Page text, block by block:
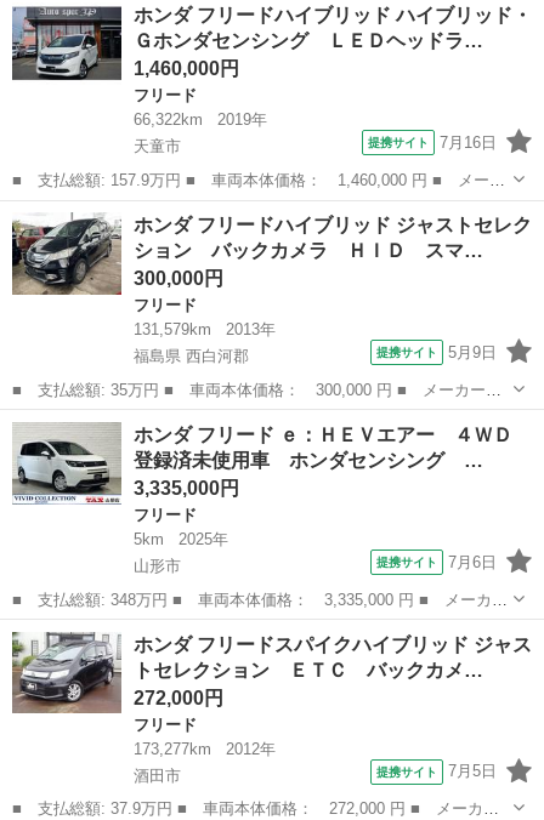
名： ハイブリッド・Ｇホンダセンシング 純正メモリナビ（フルセ
グＴＶ／ｂ...
ホンダ フリードハイブリッド ハイブリッド・
Ｇホンダセンシング ＬＥＤヘッドラ…
1,460,000円
フリード
66,322km
2019年
天童市
提携サイト 7月16日
■ 支払総額: 157.9万円 ■ 車両本体価格： 1,460,000 円 ■ メーカ
ー名： ホンダ ■ 車種名： フリードハイブリッド ■ グレード
名： ハイブリッド・Ｇホンダセンシング ＬＥＤヘッドライト両側
パワースラ...
山形 天童市 フリード
ホンダ フリードハイブリッド ジャストセレク
ション バックカメラ ＨＩＤ スマ…
300,000円
フリード
131,579km
2013年
福島県 西白河郡
提携サイト 5月9日
■ 支払総額: 35万円 ■ 車両本体価格： 300,000 円 ■ メーカー
名： ホンダ ■ 車種名： フリードハイブリッド ■ グレード
名： ジャストセレクション バックカメラ ＨＩＤ スマートキ
ー 電動格納ミラー Ｃ...
福島 西白河郡 フリード
ホンダ フリード ｅ：ＨＥＶエアー ４ＷＤ
登録済未使用車 ホンダセンシング …
3,335,000円
フリード
5km
2025年
山形市
提携サイト 7月6日
■ 支払総額: 348万円 ■ 車両本体価格： 3,335,000 円 ■ メーカー
名： ホンダ ■ 車種名： フリード ■ グレード名： ｅ：ＨＥＶ
エアー ４ＷＤ 登録済未使用車 ホンダセンシング 純正９型メモ
リーナビ ...
山形 山形市 フリード
ホンダ フリードスパイクハイブリッド ジャス
トセレクション ＥＴＣ バックカメ…
272,000円
フリード
173,277km
2012年
酒田市
提携サイト 7月5日
■ 支払総額: 37.9万円 ■ 車両本体価格： 272,000 円 ■ メーカー